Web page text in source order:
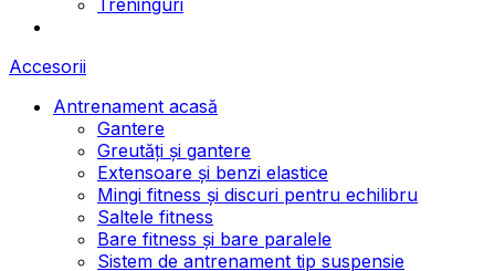
Accesorii
Antrenament acasă
Gantere
Greutăți și gantere
Extensoare și benzi elastice
Mingi fitness și discuri pentru echilibru
Saltele fitness
Bare fitness și bare paralele
Sistem de antrenament tip suspensie